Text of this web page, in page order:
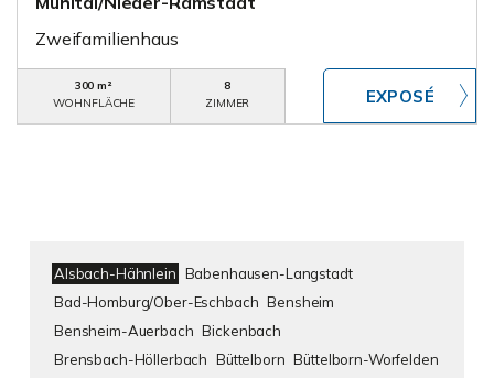
Zweifamilienhaus
300 m²
WOHNFLÄCHE
8
ZIMMER
Alsbach-Hähnlein Babenhausen-Langstadt
Bad-Homburg/Ober-Eschbach Bensheim
Bensheim-Auerbach Bickenbach
Brensbach-Höllerbach Büttelborn Büttelborn-Worfelden